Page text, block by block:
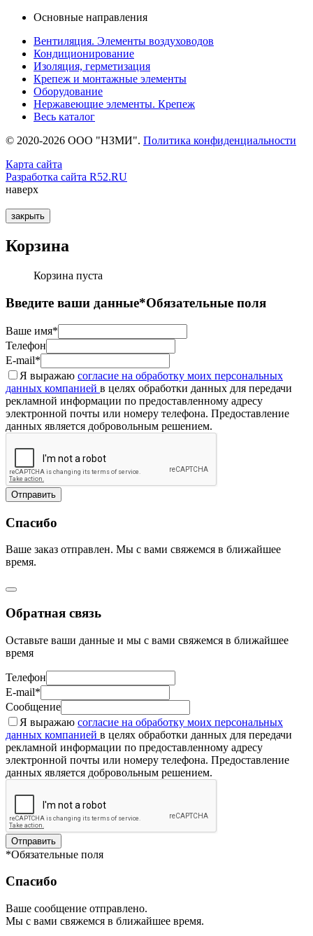
Основные направления
Вентиляция. Элементы воздуховодов
Кондиционирование
Изоляция, герметизация
Крепеж и монтажные элементы
Оборудование
Нержавеющие элементы. Крепеж
Весь каталог
© 2020-2026 ООО "НЗМИ". Политика конфиденциальности
Карта сайта
Разработка сайта R52.RU
наверх
закрыть
Корзина
Корзина пуста
Введите ваши данные*Обязательные поля
Ваше имя*
Телефон
E-mail*
Я выражаю согласие на обработку моих персональных
данных компанией в целях обработки данных для передачи
рекламной информации по предоставленному адресу
электронной почты или номеру телефона. Предоставление
данных является добровольным решением.
Отправить
Спасибо
Ваше заказ отправлен. Мы с вами свяжемся в ближайшее
время.
Обратная связь
Оставьте ваши данные и мы с вами свяжемся в ближайшее
время
Телефон
E-mail*
Сообщение
Я выражаю согласие на обработку моих персональных
данных компанией в целях обработки данных для передачи
рекламной информации по предоставленному адресу
электронной почты или номеру телефона. Предоставление
данных является добровольным решением.
Отправить
*Обязательные поля
Спасибо
Ваше сообщение отправлено.
Мы с вами свяжемся в ближайшее время.